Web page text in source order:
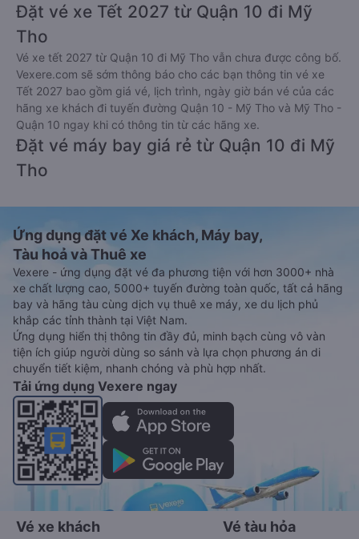
Đặt vé xe Tết 2027 từ Quận 10 đi Mỹ
Tho
Vé xe tết 2027 từ Quận 10 đi Mỹ Tho vẫn chưa được công bố.
Vexere.com sẽ sớm thông báo cho các bạn thông tin vé xe
Tết 2027 bao gồm giá vé, lịch trình, ngày giờ bán vé của các
hãng xe khách đi tuyến đường Quận 10 - Mỹ Tho và Mỹ Tho -
Quận 10 ngay khi có thông tin từ các hãng xe.
Đặt vé máy bay giá rẻ từ Quận 10 đi Mỹ
Tho
Ứng dụng đặt vé Xe khách, Máy bay,
Tàu hoả và Thuê xe
Vexere - ứng dụng đặt vé đa phương tiện với hơn 3000+ nhà
xe chất lượng cao, 5000+ tuyến đường toàn quốc, tất cả hãng
bay và hãng tàu cùng dịch vụ thuê xe máy, xe du lịch phủ
khắp các tỉnh thành tại Việt Nam.
Ứng dụng hiển thị thông tin đầy đủ, minh bạch cùng vô vàn
tiện ích giúp người dùng so sánh và lựa chọn phương án di
chuyển tiết kiệm, nhanh chóng và phù hợp nhất.
Tải ứng dụng Vexere ngay
Vé xe khách Vé tàu hỏa